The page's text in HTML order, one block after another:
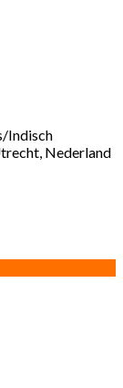
Indisch
Nederland